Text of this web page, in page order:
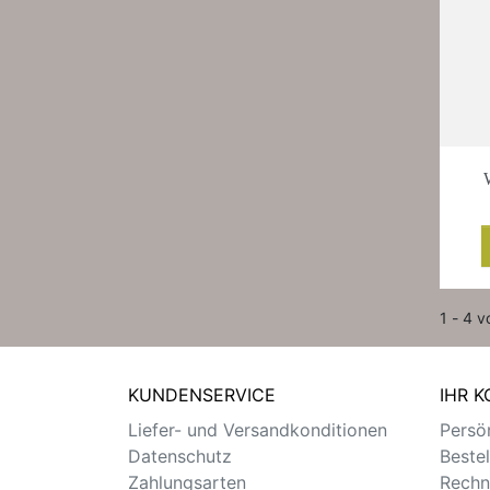
1 - 4
KUNDENSERVICE
Liefer- und Versandkonditionen
Datenschutz
Zahlungsarten
IHR